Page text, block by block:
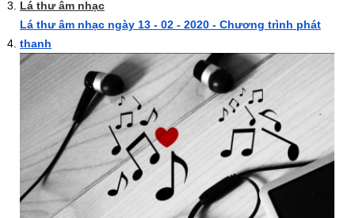
Lá thư âm nhạc
Lá thư âm nhạc ngày 13 - 02 - 2020 - Chương trình phát
thanh